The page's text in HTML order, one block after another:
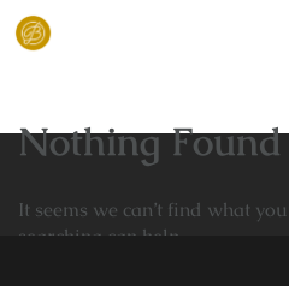
Skip
Nothing Found
It seems we can’t find what
searching can help.